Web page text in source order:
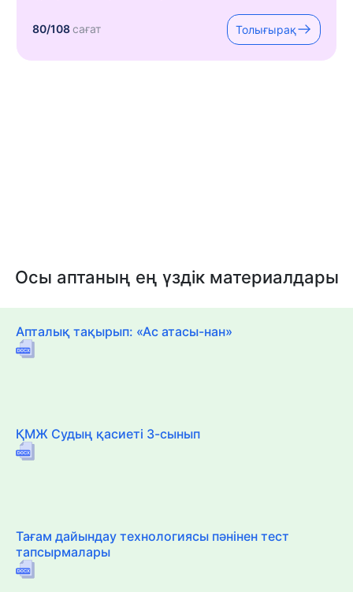
80/108сағат Толығырақ
Осы аптаның ең үздік материалдары
Апталық тақырып: «Ас атасы-нан»
ҚМЖ Судың қасиеті 3-сынып
Тағам дайындау технологиясы пәнінен тест
тапсырмалары